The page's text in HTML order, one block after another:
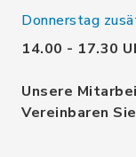
Donnerstag
14.00 - 17.30
Unsere
Vereinbaren